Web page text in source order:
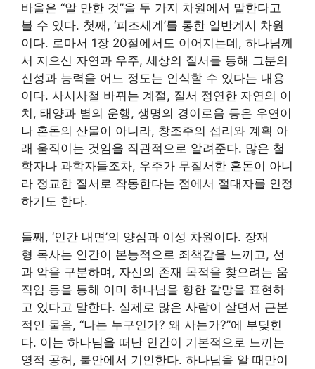
바울은 “알 만한 것”을 두 가지 차원에서 말한다고
볼 수 있다. 첫째, ‘피조세계’를 통한 일반계시 차원
이다. 로마서 1장 20절에서도 이어지는데, 하나님께
서 지으신 자연과 우주, 세상의 질서를 통해 그분의
신성과 능력을 어느 정도는 인식할 수 있다는 내용
이다. 사시사철 바뀌는 계절, 질서 정연한 자연의 이
치, 태양과 별의 운행, 생명의 경이로움 등은 우연이
나 혼돈의 산물이 아니라, 창조주의 섭리와 계획 아
래 움직이는 것임을 직관적으로 알려준다. 많은 철
학자나 과학자들조차, 우주가 무질서한 혼돈이 아니
라 정교한 질서로 작동한다는 점에서 절대자를 인정
하기도 한다.
둘째, ‘인간 내면’의 양심과 이성 차원이다. 장재
형 목사는 인간이 본능적으로 죄책감을 느끼고, 선
과 악을 구분하며, 자신의 존재 목적을 찾으려는 움
직임 등을 통해 이미 하나님을 향한 갈망을 표현하
고 있다고 말한다. 실제로 많은 사람이 살면서 근본
적인 물음, “나는 누구인가? 왜 사는가?”에 부딪힌
다. 이는 하나님을 떠난 인간이 기본적으로 느끼는
영적 공허, 불안에서 기인한다. 하나님을 알 때만이